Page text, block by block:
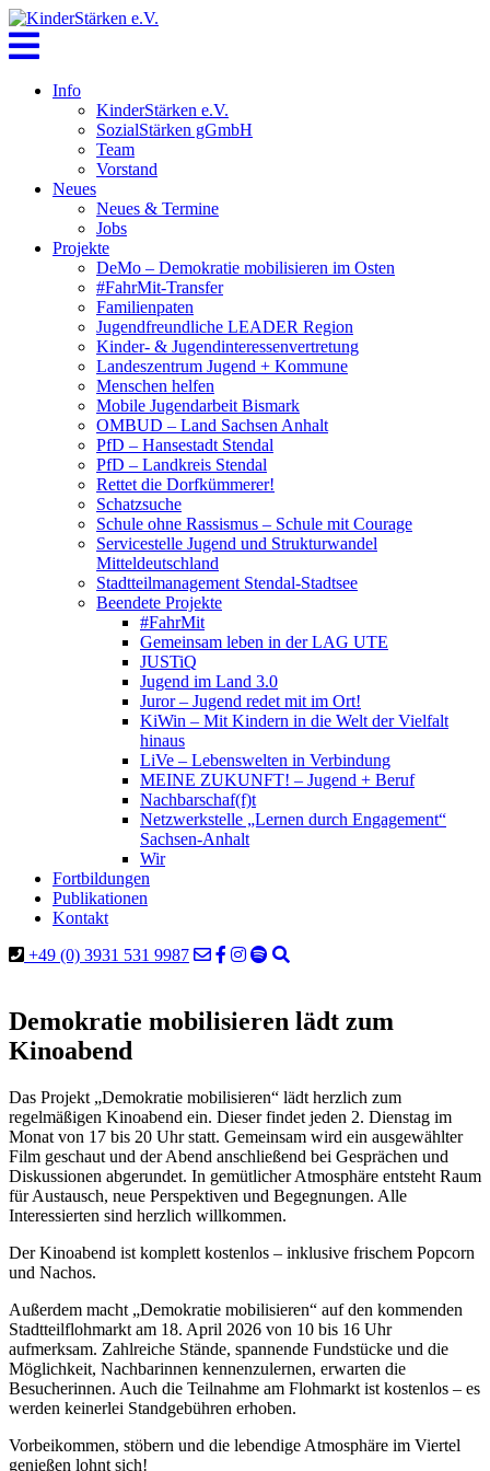
Skip
to
content
Info
KinderStärken e.V.
SozialStärken gGmbH
Team
Vorstand
Neues
Neues & Termine
Jobs
Projekte
DeMo – Demokratie mobilisieren im Osten
#FahrMit-Transfer
Familienpaten
Jugendfreundliche LEADER Region
Kinder- & Jugendinteressenvertretung
Landeszentrum Jugend + Kommune
Menschen helfen
Mobile Jugendarbeit Bismark
OMBUD – Land Sachsen Anhalt
PfD – Hansestadt Stendal
PfD – Landkreis Stendal
Rettet die Dorfkümmerer!
Schatzsuche
Schule ohne Rassismus – Schule mit Courage
Servicestelle Jugend und Strukturwandel
Mitteldeutschland
Stadtteilmanagement Stendal-Stadtsee
Beendete Projekte
#FahrMit
Gemeinsam leben in der LAG UTE
JUSTiQ
Jugend im Land 3.0
Juror – Jugend redet mit im Ort!
KiWin – Mit Kindern in die Welt der Vielfalt
hinaus
LiVe – Lebenswelten in Verbindung
MEINE ZUKUNFT! – Jugend + Beruf
Nachbarschaf(f)t
Netzwerkstelle „Lernen durch Engagement“
Sachsen-Anhalt
Wir
Fortbildungen
Publikationen
Kontakt
+49 (0) 3931 531 9987
Demokratie mobilisieren lädt zum
Kinoabend
Das Projekt „Demokratie mobilisieren“ lädt herzlich zum
regelmäßigen Kinoabend ein. Dieser findet jeden 2. Dienstag im
Monat von 17 bis 20 Uhr statt. Gemeinsam wird ein ausgewählter
Film geschaut und der Abend anschließend bei Gesprächen und
Diskussionen abgerundet. In gemütlicher Atmosphäre entsteht Raum
für Austausch, neue Perspektiven und Begegnungen. Alle
Interessierten sind herzlich willkommen.
Der Kinoabend ist komplett kostenlos – inklusive frischem Popcorn
und Nachos.
Außerdem macht „Demokratie mobilisieren“ auf den kommenden
Stadtteilflohmarkt am 18. April 2026 von 10 bis 16 Uhr
aufmerksam. Zahlreiche Stände, spannende Fundstücke und die
Möglichkeit, Nachbarinnen kennenzulernen, erwarten die
Besucherinnen. Auch die Teilnahme am Flohmarkt ist kostenlos – es
werden keinerlei Standgebühren erhoben.
Vorbeikommen, stöbern und die lebendige Atmosphäre im Viertel
genießen lohnt sich!